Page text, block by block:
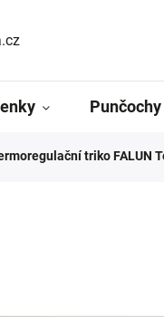
Punčochy
triko FALUN